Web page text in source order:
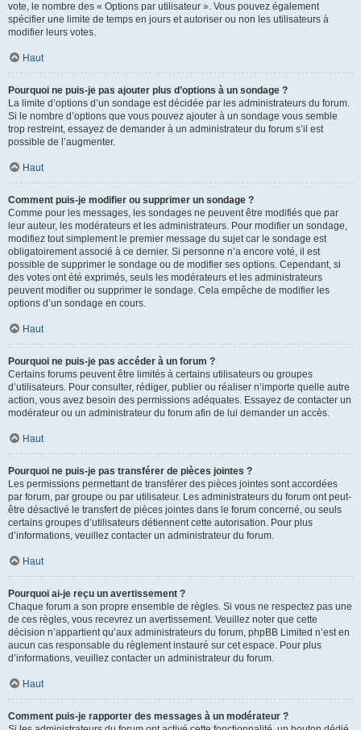
vote, le nombre des « Options par utilisateur ». Vous pouvez également
spécifier une limite de temps en jours et autoriser ou non les utilisateurs à
modifier leurs votes.
Haut
Pourquoi ne puis-je pas ajouter plus d’options à un sondage ?
La limite d’options d’un sondage est décidée par les administrateurs du forum.
Si le nombre d’options que vous pouvez ajouter à un sondage vous semble
trop restreint, essayez de demander à un administrateur du forum s’il est
possible de l’augmenter.
Haut
Comment puis-je modifier ou supprimer un sondage ?
Comme pour les messages, les sondages ne peuvent être modifiés que par
leur auteur, les modérateurs et les administrateurs. Pour modifier un sondage,
modifiez tout simplement le premier message du sujet car le sondage est
obligatoirement associé à ce dernier. Si personne n’a encore voté, il est
possible de supprimer le sondage ou de modifier ses options. Cependant, si
des votes ont été exprimés, seuls les modérateurs et les administrateurs
peuvent modifier ou supprimer le sondage. Cela empêche de modifier les
options d’un sondage en cours.
Haut
Pourquoi ne puis-je pas accéder à un forum ?
Certains forums peuvent être limités à certains utilisateurs ou groupes
d’utilisateurs. Pour consulter, rédiger, publier ou réaliser n’importe quelle autre
action, vous avez besoin des permissions adéquates. Essayez de contacter un
modérateur ou un administrateur du forum afin de lui demander un accès.
Haut
Pourquoi ne puis-je pas transférer de pièces jointes ?
Les permissions permettant de transférer des pièces jointes sont accordées
par forum, par groupe ou par utilisateur. Les administrateurs du forum ont peut-
être désactivé le transfert de pièces jointes dans le forum concerné, ou seuls
certains groupes d’utilisateurs détiennent cette autorisation. Pour plus
d’informations, veuillez contacter un administrateur du forum.
Haut
Pourquoi ai-je reçu un avertissement ?
Chaque forum a son propre ensemble de règles. Si vous ne respectez pas une
de ces règles, vous recevrez un avertissement. Veuillez noter que cette
décision n’appartient qu’aux administrateurs du forum, phpBB Limited n’est en
aucun cas responsable du règlement instauré sur cet espace. Pour plus
d’informations, veuillez contacter un administrateur du forum.
Haut
Comment puis-je rapporter des messages à un modérateur ?